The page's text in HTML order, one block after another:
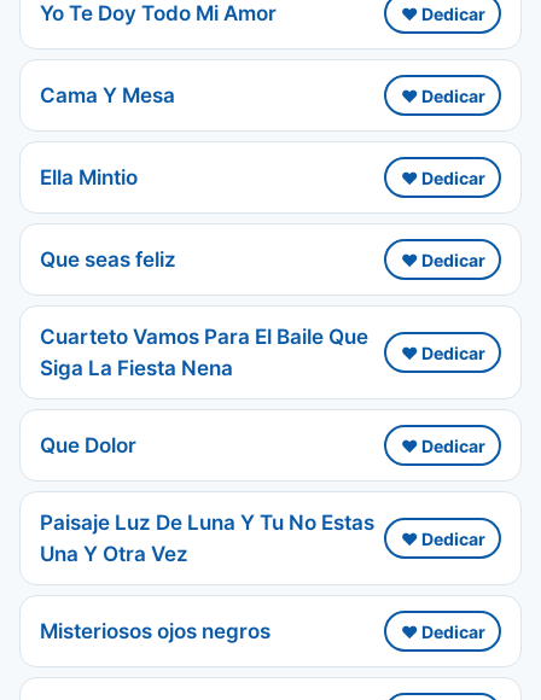
Yo Te Doy Todo Mi Amor ❤️ Dedicar
Cama Y Mesa ❤️ Dedicar
Ella Mintio ❤️ Dedicar
Que seas feliz ❤️ Dedicar
Cuarteto Vamos Para El Baile Que
Siga La Fiesta Nena
❤️ Dedicar
Que Dolor ❤️ Dedicar
Paisaje Luz De Luna Y Tu No Estas
Una Y Otra Vez
❤️ Dedicar
Misteriosos ojos negros ❤️ Dedicar